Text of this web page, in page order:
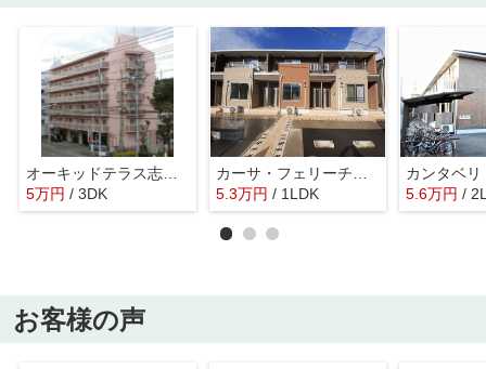
オーキッドテラス志津川・
5万円 / 3DK
カーサ・フェリーチェ Ａ
5.3万円 / 1LDK
カンタベリ
5.6万円 /
お客様の声